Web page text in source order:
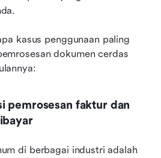
kasus penggunaan paling
dokumen cerdas
pemrosesan faktur dan
di berbagai industri adalah